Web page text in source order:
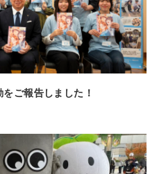
ご報告しました！